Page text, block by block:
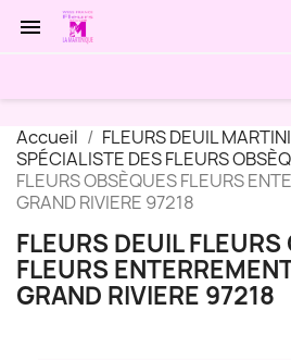

Accueil
FLEURS DEUIL
SPÉCIALISTE DES FLEURS
FLEURS OBSÈQUES FLEURS
GRAND RIVIERE 97218
FLEURS DEUIL
FLEURS
GRAND RIVIERE 97218